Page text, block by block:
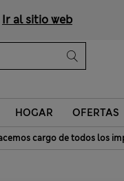
Ir al sitio web
HOGAR OFERTAS
cargo de todos los